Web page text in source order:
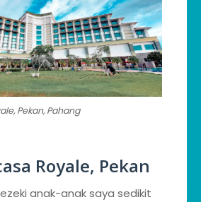
Pekan, Pahang
Royale, Pekan
anak-anak saya sedikit